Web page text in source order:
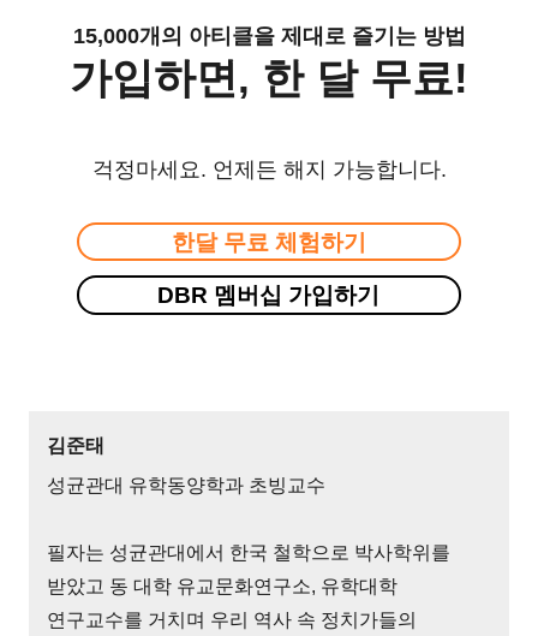
15,000개의 아티클을 제대로 즐기는 방법
가입하면, 한 달 무료!
걱정마세요. 언제든 해지 가능합니다.
한달 무료 체험하기
DBR 멤버십 가입하기
김준태
성균관대 유학동양학과 초빙교수
필자는 성균관대에서 한국 철학으로 박사학위를
받았고 동 대학 유교문화연구소, 유학대학
연구교수를 거치며 우리 역사 속 정치가들의